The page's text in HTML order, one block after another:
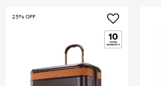
25% OFF